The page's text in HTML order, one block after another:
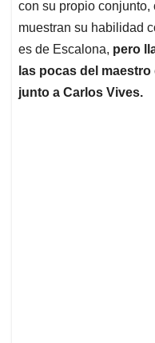
con su propio conjunto,
muestran su habilidad
es de Escalona, pero
las pocas del
junto a Carlos Vives.